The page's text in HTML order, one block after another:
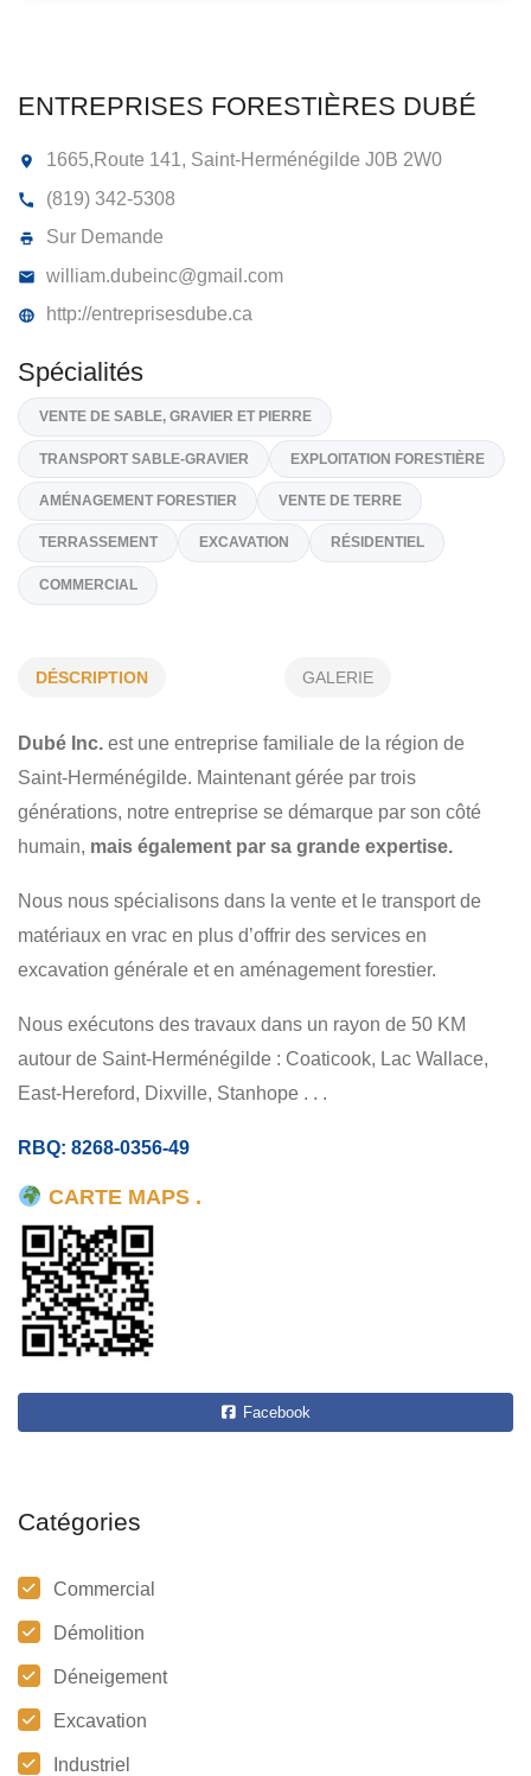
ENTREPRISES FORESTIÈRES DUBÉ
(819) 342-5308
Sur Demande
william.dubeinc@gmail.com
http://entreprisesdube.ca
Spécialités
TRANSPORT SABLE-GRAVIER EXPLOITATION FORESTIÈRE
EXCAVATION RÉSIDENTIEL
COMMERCIAL
DÉSCRIPTION GALERIE
Dubé Inc. est une entreprise familiale de la région de
Saint-Herménégilde. Maintenant gérée par trois
générations, notre entreprise se démarque par son côté
humain, mais également par sa grande expertise.
Nous nous spécialisons dans la vente et le transport de
matériaux en vrac en plus d’offrir des services en
excavation générale et en aménagement forestier.
Nous exécutons des travaux dans un rayon de 50 KM
autour de Saint-Herménégilde : Coaticook, Lac Wallace,
East-Hereford, Dixville, Stanhope . . .
RBQ: 8268-0356-49
CARTE MAPS .
Facebook
Catégories
Commercial
Démolition
Déneigement
Excavation
Industriel